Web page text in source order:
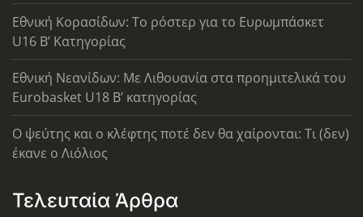
Εθνική Κορασίδων: Το ρόστερ για το Ευρωμπάσκετ
U16 B’ Κατηγορίας
Εθνική Νεανίδων: Με Λιθουανία στα προημιτελικά του
Eurobasket U18 Β’ κατηγορίας
Ο ψεύτης και ο κλέφτης ποτέ δεν θα χαίρονται: Τι (δεν)
έκανε ο Λιόλιος
Τελευταία Άρθρα